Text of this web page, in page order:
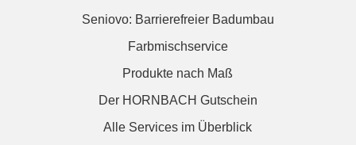
Seniovo: Barrierefreier Badumbau
Farbmischservice
Produkte nach Maß
Der HORNBACH Gutschein
Alle Services im Überblick